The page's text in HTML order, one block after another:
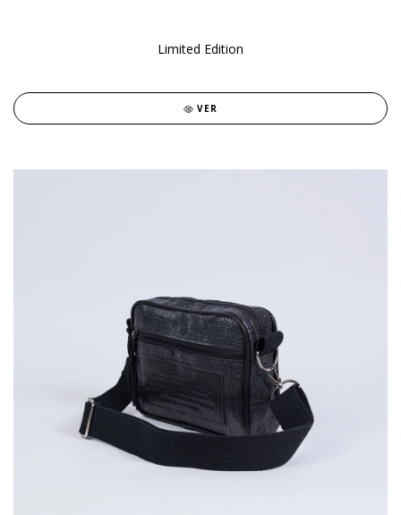
Limited Edition
VER